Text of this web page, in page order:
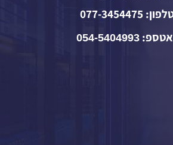
בתאום מראש בלבד!
-9:00-19:00
39 כפר סבא